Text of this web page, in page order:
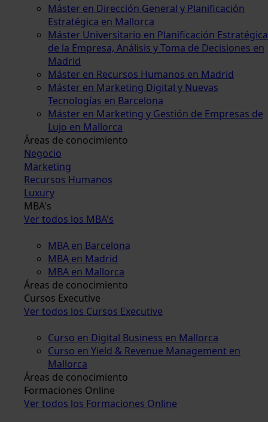
Máster en Dirección General y Planificación
Estratégica en Mallorca
Máster Universitario en Planificación Estratégica
de la Empresa, Análisis y Toma de Decisiones en
Madrid
Máster en Recursos Humanos en Madrid
Máster en Marketing Digital y Nuevas
Tecnologías en Barcelona
Máster en Marketing y Gestión de Empresas de
Lujo en Mallorca
Áreas de conocimiento
Negocio
Marketing
Recursos Humanos
Luxury
MBA's
Ver todos los MBA's
MBA en Barcelona
MBA en Madrid
MBA en Mallorca
Áreas de conocimiento
Cursos Executive
Ver todos los Cursos Executive
Curso en Digital Business en Mallorca
Curso en Yield & Revenue Management en
Mallorca
Áreas de conocimiento
Formaciones Online
Ver todos los Formaciones Online